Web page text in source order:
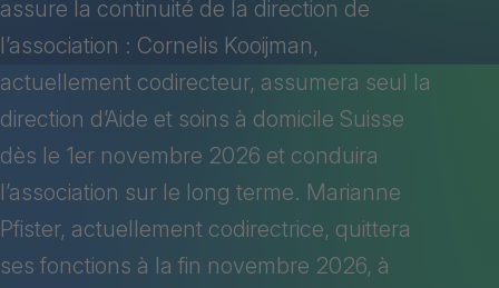
assure la continuité de la direction de
l’association : Cornelis Kooijman,
actuellement codirecteur, assumera seul la
direction d’Aide et soins à domicile Suisse
dès le 1er novembre 2026 et conduira
l’association sur le long terme. Marianne
Pfister, actuellement codirectrice, quittera
ses fonctions à la fin novembre 2026, à